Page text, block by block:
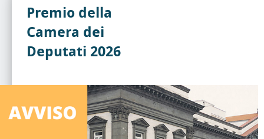
Premio della
Camera dei
Deputati 2026